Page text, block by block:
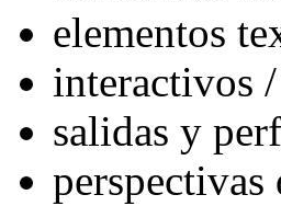
elementos
interactivos
salidas y